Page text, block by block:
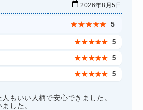
2026年8月5日
★★★★★ 5
★★★★★ 5
★★★★★ 5
★★★★★ 5
もいい人柄で安心できました。
した。